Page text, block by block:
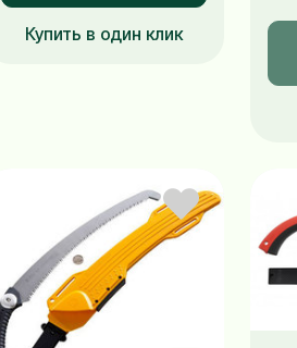
Купить в один клик